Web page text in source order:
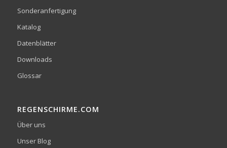
Sonderanfertigung
Katalog
Datenblätter
Downloads
Glossar
REGENSCHIRME.COM
Über uns
Unser Blog